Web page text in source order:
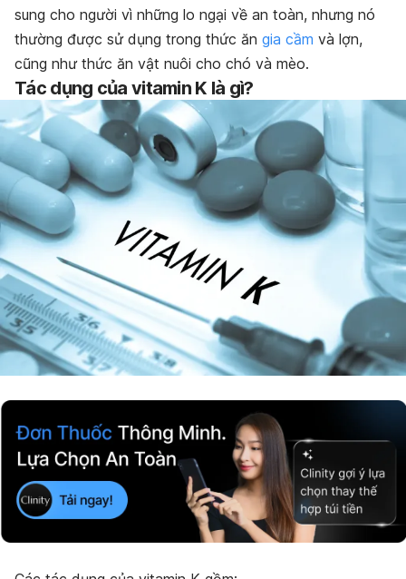
sung cho người vì những lo ngại về an toàn, nhưng nó
thường được sử dụng trong thức ăn gia cầm và lợn,
cũng như thức ăn vật nuôi cho chó và mèo.
Tác dụng của vitamin K là gì?